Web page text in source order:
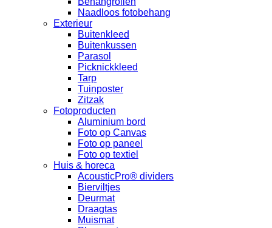
Naadloos fotobehang
Exterieur
Buitenkleed
Buitenkussen
Parasol
Picknickkleed
Tarp
Tuinposter
Zitzak
Fotoproducten
Aluminium bord
Foto op Canvas
Foto op paneel
Foto op textiel
Huis & horeca
AcousticPro® dividers
Bierviltjes
Deurmat
Draagtas
Muismat